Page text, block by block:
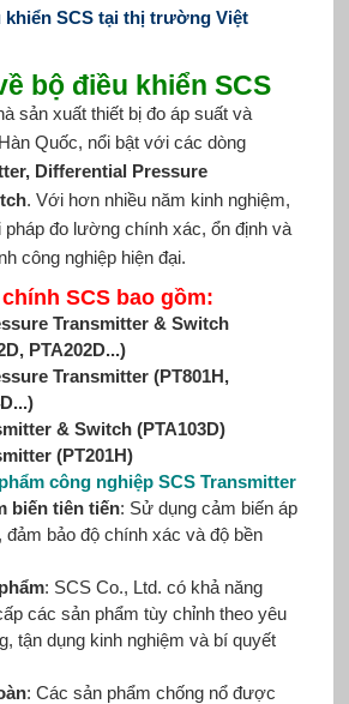
khiển SCS tại thị trường Việt
bộ điều khiển SCS
sản xuất thiết bị đo áp suất và
Quốc, nổi bật với các dòng
Differential Pressure
. Với hơn nhiều năm kinh nghiệm,
pháp đo lường chính xác, ổn định và
công nghiệp hiện đại.
SCS bao gồm:
Transmitter & Switch
PTA202D...)
Transmitter (PT801H,
& Switch (PTA103D)
(PT201H)
công nghiệp SCS Transmitter
biến tiên tiến: Sử dụng cảm biến áp
đảm bảo độ chính xác và độ bền
: SCS Co., Ltd. có khả năng
các sản phẩm tùy chỉnh theo yêu
tận dụng kinh nghiệm và bí quyết
: Các sản phẩm chống nổ được